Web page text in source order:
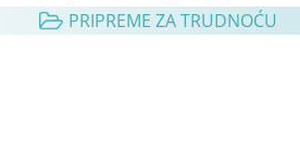
PRIPREME ZA TRUDNOĆU